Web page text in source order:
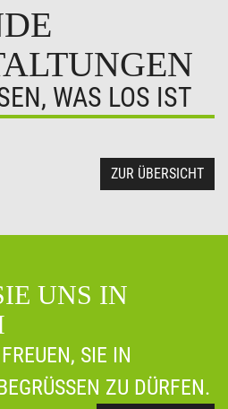
WAS LOS IST
ZUR ÜBERSICHT
UNS IN
SIE IN
ZU DÜRFEN.